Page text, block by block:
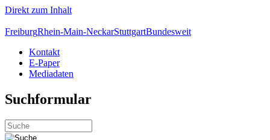
Direkt zum Inhalt
FreiburgRhein-Main-NeckarStuttgartBundesweit
Kontakt
E-Paper
Mediadaten
Suchformular